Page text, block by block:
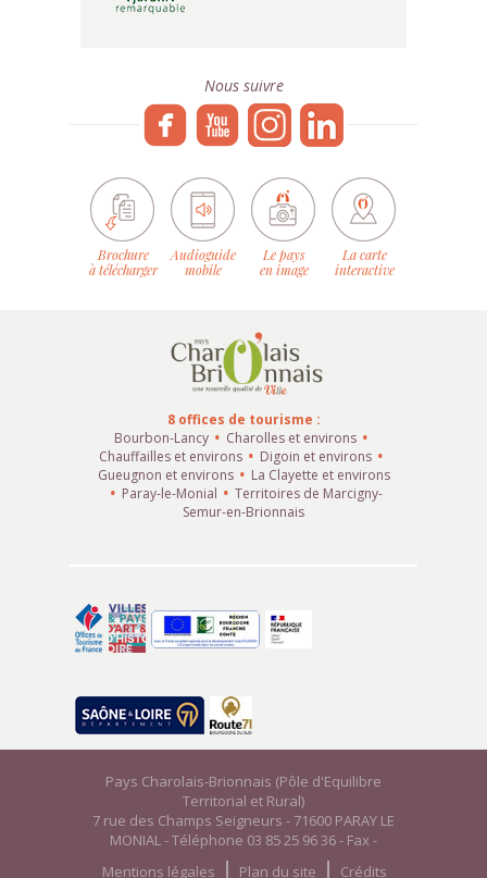
Nous suivre
Brochure
à télécharger
Audioguide
mobile
Le pays
en image
La carte
interactive
8 offices de tourisme :
Bourbon-Lancy
Charolles et environs
Chauffailles et environs
Digoin et environs
Gueugnon et environs
La Clayette et environs
Paray-le-Monial
Territoires de Marcigny-
Semur-en-Brionnais
Pays Charolais-Brionnais (Pôle d'Equilibre
Territorial et Rural)
7 rue des Champs Seigneurs - 71600 PARAY LE
MONIAL - Téléphone 03 85 25 96 36 - Fax -
Mentions légales
Plan du site Crédits